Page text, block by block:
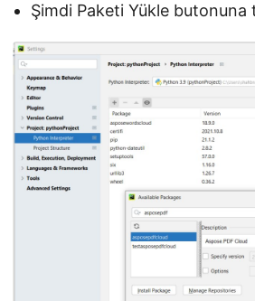
Şimdi Paketi Yükle butonuna